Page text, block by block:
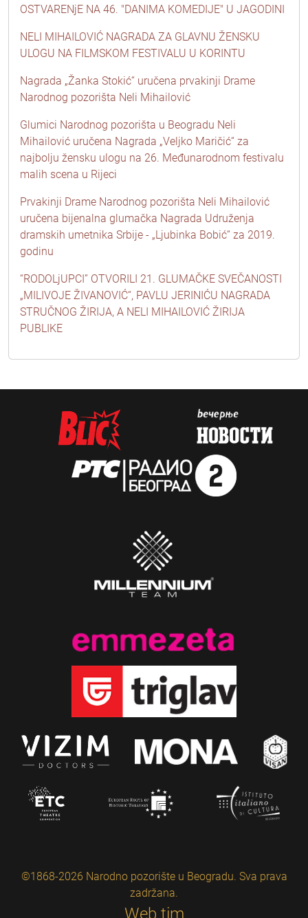
OSTVARENjE NA 46. "DANIMA KOMEDIJE" U JAGODINI
NELI MIHAILOVIĆ NAGRADA ZA GLAVNU ŽENSKU
ULOGU NA FILMSKOM FESTIVALU U KORINTU
Nagrada „Žanka Stokić“ uručena prvakinji Drame
Narodnog pozorišta Neli Mihailović
Glumici Narodnog pozorišta u Beogradu Neli
Mihailović uručena Nagrada „Veljko Maričić“ za
najbolju žensku ulogu na 26. Međunarodnom festivalu
malih scena u Rijeci
Prvakinji Drame Narodnog pozorišta Neli Mihailović
uručena bijenalna glumačka Nagrada Udruženja
dramskih umetnika Srbije - „Ljubinka Bobić“ za 2019.
godinu
“RODOLjUPCI” OTVORILI 21. GLUMAČKE SVEČANOSTI
„MILIVOJE ŽIVANOVIĆ“, PAVLU JERINIĆU NAGRADA
STRUČNOG ŽIRIJA, A NELI MIHAILOVIĆ ŽIRIJA
PUBLIKE
©1868-2026 Narodno pozorište u Beogradu. Sva prava
zadržana.
Web tim